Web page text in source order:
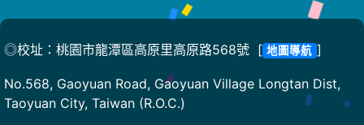
◎校址：桃園市龍潭區高原里高原路568號 [ 地圖導航 ]
No.568, Gaoyuan Road, Gaoyuan Village Longtan Dist,
Taoyuan City, Taiwan (R.O.C.)